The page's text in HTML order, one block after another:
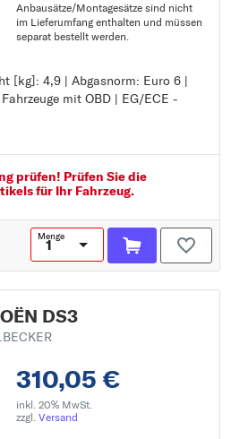
Anbausätze/Montagesätze sind nicht
im Lieferumfang enthalten und müssen
separat bestellt werden.
[kg]: 4,9 | Abgasnorm: Euro 6 |
mit OBD | EG/ECE -
prüfen! Prüfen Sie die
für Ihr Fahrzeug.
Menge
DS3
310,05 €
inkl. 20% MwSt.
zzgl. Versand